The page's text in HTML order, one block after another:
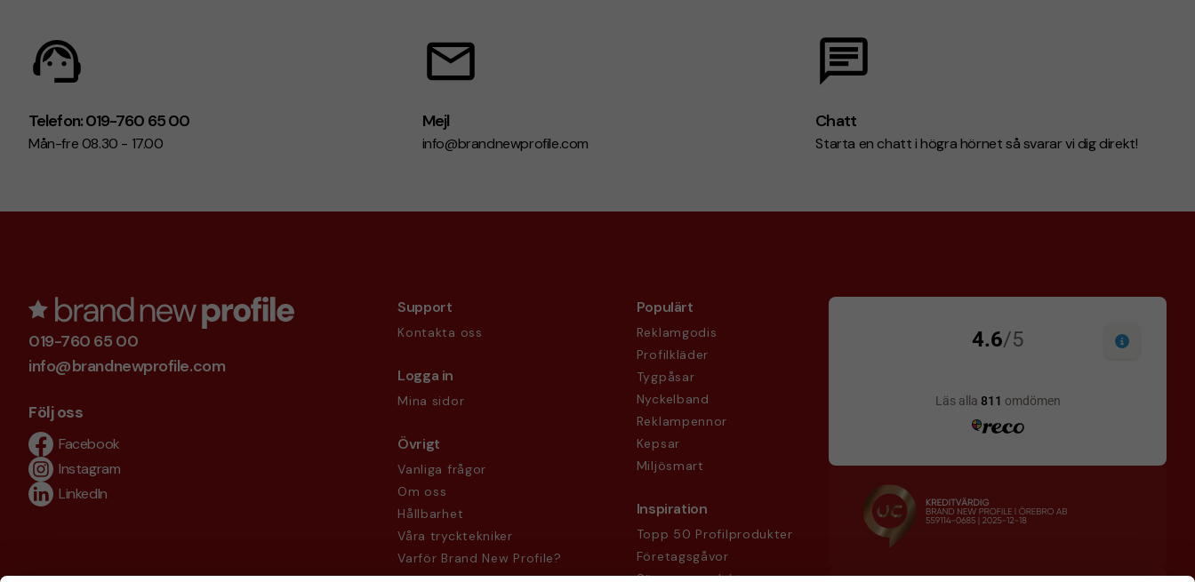
Telefon: 019-760 65 00
Mån-fre 08.30 - 17.00
Mejl
info@brandnewprofile.com
Chatt
Starta en chatt i högra hörnet så svarar vi dig direkt!
019-760 65 00
info@brandnewprofile.com
Följ oss
Facebook
Instagram
LinkedIn
Support
Kontakta oss
Logga in
Mina sidor
Övrigt
Vanliga frågor
Om oss
Hållbarhet
Våra trycktekniker
Varför Brand New Profile?
Populärt
Reklamgodis
Profilkläder
Tygpåsar
Nyckelband
Reklampennor
Kepsar
Miljösmart
Inspiration
Topp 50 Profilprodukter
Företagsgåvor
Säsongsprodukter